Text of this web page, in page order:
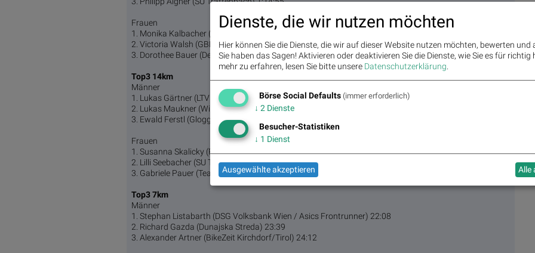
Frauen
1. Monika Kalbacher (Team Ausdauercoach) 1:34:32
2. Victoria Walsh (GBR / London) 1:42:09
3. Dorothee Bauer (Delicious Sign) 1:43:03
Top3 14km
Männer
1. Lukas Gärtner (LTV Köflach) 48:08
2. Lukas Maukner (Wien) 48:35
3. Ewald Ferstl (Gloggnitz) 49:48
Frauen
1. Susanna Skalicky (Run2gether) 1:02:05
2. Lilli Seebacher (SU Tri Styria) 1:02:34
3. Gabriele Pauer (Team MilliSports) 1:03:49
Top3 7km
Männer
1. Stephan Listabarth (DSG Volksbank Wien / Asics Frontrunner) 22:08
2. Richard Gazda (Dunajska Streda) 23:39
3. Alexander Artner (BikeZeit Kirchdorf/Tirol) 24:12
Dienste, die wir nutzen möchten
Hier können Sie die Dienste, die wir auf dieser Website nutzen möchten, bewerten und
Sie haben das Sagen! Aktivieren oder deaktivieren Sie die Dienste, wie Sie es für richtig
mehr zu erfahren, lesen Sie bitte unsere Datenschutzerklärung
Börse Social Defaults (immer erforderlich)
↓ 2 Dienste
Besucher-Statistiken
↓ 1 Dienst
Ausgewählte akzeptieren Alle